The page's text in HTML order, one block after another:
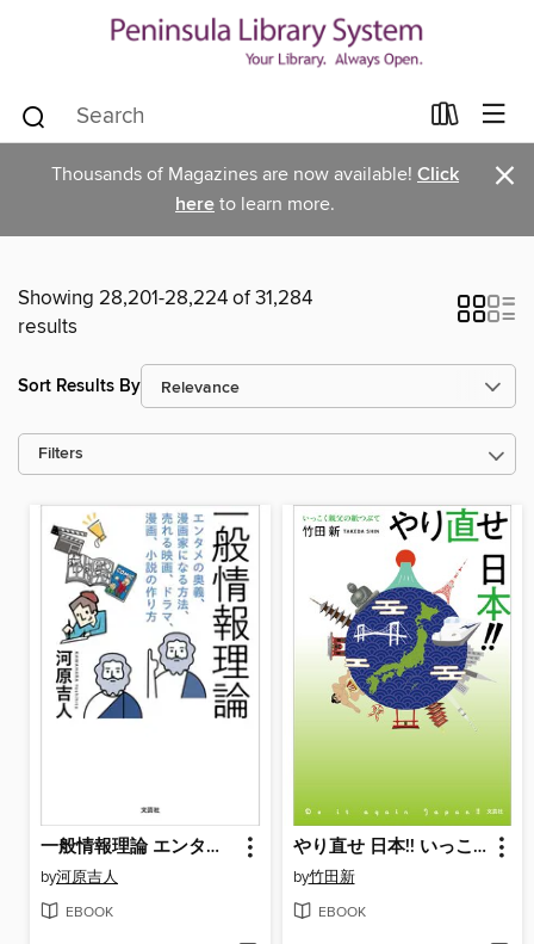
Thousands of Magazines are now available! Click
here to learn more. ×
Showing 28,201-28,224 of 31,284
results
Sort Results By
Filters
一般情報理論 エンタメの奥義、漫画家になる方法、売れる映画、ドラマ、漫画、小説の作り方
by河原吉人
EBOOK
やり直せ 日本!! いっこく親父の紙つぶて
by竹田新
EBOOK